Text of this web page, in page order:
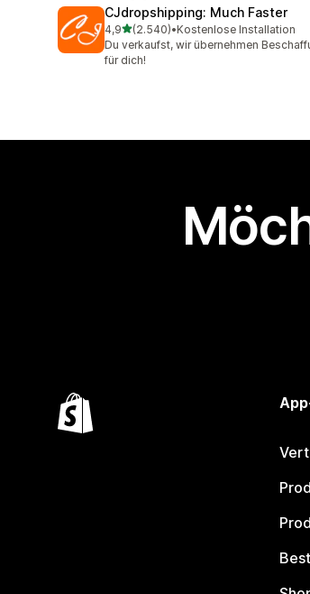
CJdropshipping: Much Faster
4,9von 5 Sternen
(2.540)
2540 Rezensionen insgesamt
•Kostenlose Installation
Du verkaufst, wir übernehmen
für dich!